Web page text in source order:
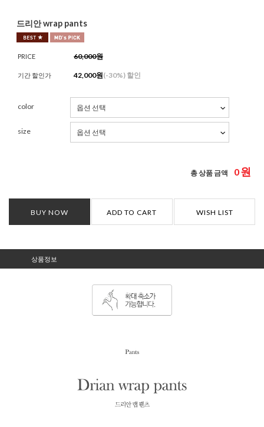
드리안 wrap pants
PRICE 60,000원
기간 할인가 42,000원(-30%) 할인
color
size
총 상품 금액 0원
BUY NOW ADD TO CART WISH LIST
상품정보